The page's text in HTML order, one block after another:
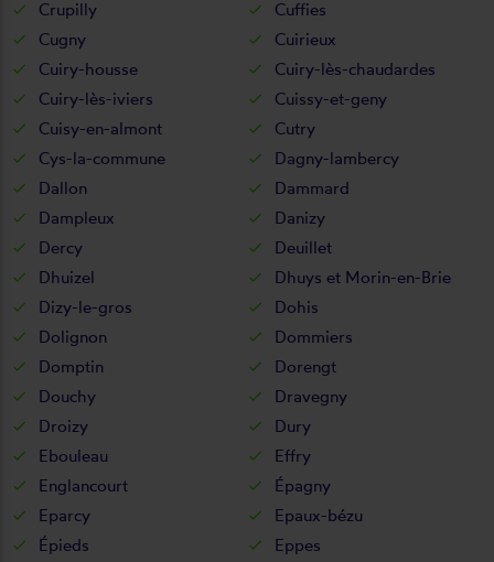
Crupilly
Cuffies
Cugny
Cuirieux
Cuiry-housse
Cuiry-lès-chaudardes
Cuiry-lès-iviers
Cuissy-et-geny
Cuisy-en-almont
Cutry
Cys-la-commune
Dagny-lambercy
Dallon
Dammard
Dampleux
Danizy
Dercy
Deuillet
Dhuizel
Dhuys et Morin-en-Brie
Dizy-le-gros
Dohis
Dolignon
Dommiers
Domptin
Dorengt
Douchy
Dravegny
Droizy
Dury
Ebouleau
Effry
Englancourt
Épagny
Eparcy
Epaux-bézu
Épieds
Eppes